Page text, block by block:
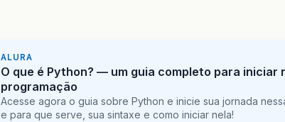
ALURA
O que é Python? — um guia completo para iniciar
programação
Acesse agora o guia sobre Python e inicie sua jornada
e para que serve, sua sintaxe e como iniciar nela!